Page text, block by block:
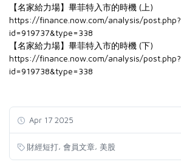
【名家給力場】畢菲特入市的時機 (上)
https://finance.now.com/analysis/post.php?
id=919737&type=338
【名家給力場】畢菲特入市的時機 (下)
https://finance.now.com/analysis/post.php?
id=919738&type=338
Apr 17 2025
財經短打, 會員文章, 美股